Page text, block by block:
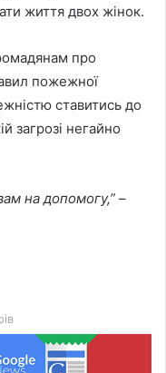
життя двох жінок.
про
пожежної
ставитись до
загрозі негайно
на допомогу,” –